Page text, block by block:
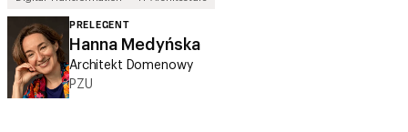
PRELEGENT
Hanna Medyńska
Architekt Domenowy
PZU